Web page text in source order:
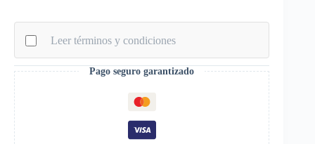
cantidad Leer términos y condiciones
Pago seguro garantizado